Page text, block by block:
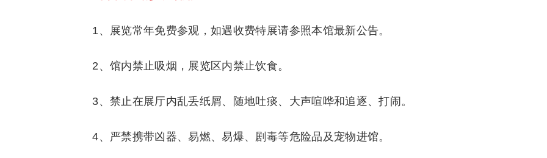
1、展览常年免费参观，如遇收费特展请参照本馆最新公告。
2、馆内禁止吸烟，展览区内禁止饮食。
3、禁止在展厅内乱丢纸屑、随地吐痰、大声喧哗和追逐、打闹。
4、严禁携带凶器、易燃、易爆、剧毒等危险品及宠物进馆。